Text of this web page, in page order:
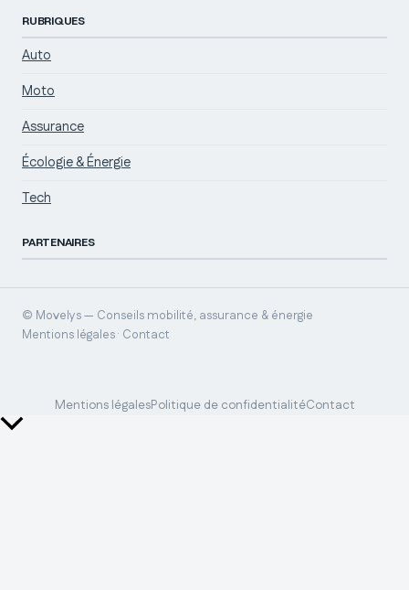
RUBRIQUES
Auto
Moto
Assurance
Écologie & Énergie
Tech
PARTENAIRES
© Movelys — Conseils mobilité, assurance & énergie
Mentions légales · Contact
Mentions légalesPolitique de confidentialitéContact